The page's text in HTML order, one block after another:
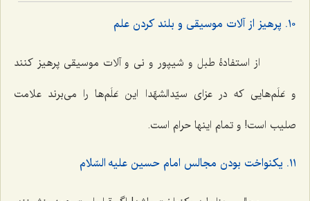
١٠. پرهیز از آلات موسیقی و بلند کردن علم
از استفادۀ طبل و شیپور و نی و آلات موسیقی پرهیز کنند
و عَلَم‌هایی که در عزای سیّدالشهّدا این عَلَم‌ها را می‌برند علامت
صلیب است! و تمام اینها حرام است.
١١. یکنواخت بودن مجالس امام حسین علیه السّلام